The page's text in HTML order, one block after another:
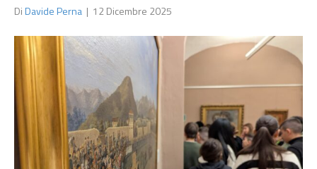
DiDavide Perna | 12 Dicembre 2025